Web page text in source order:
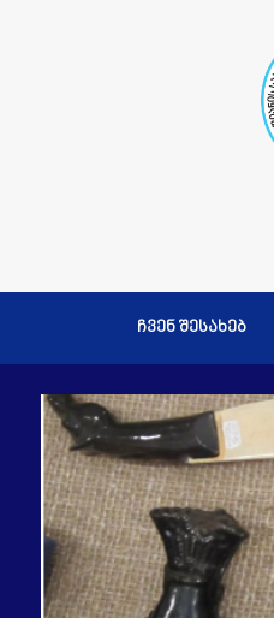
ჩვენ შესახებ